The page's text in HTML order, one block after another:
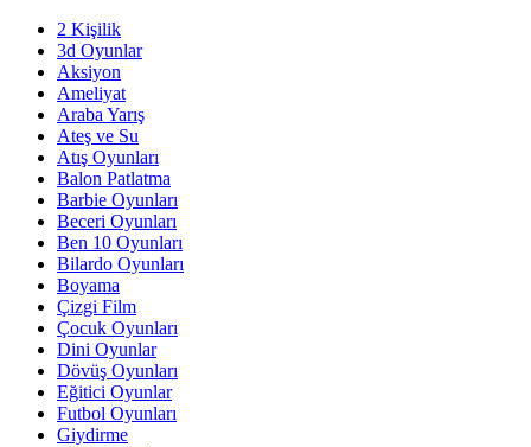
2 Kişilik
3d Oyunlar
Aksiyon
Ameliyat
Araba Yarış
Ateş ve Su
Atış Oyunları
Balon Patlatma
Barbie Oyunları
Beceri Oyunları
Ben 10 Oyunları
Bilardo Oyunları
Boyama
Çizgi Film
Çocuk Oyunları
Dini Oyunlar
Dövüş Oyunları
Eğitici Oyunlar
Futbol Oyunları
Giydirme